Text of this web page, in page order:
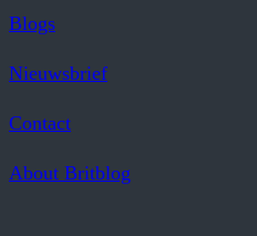
Blogs
Nieuwsbrief
Contact
About Britblog